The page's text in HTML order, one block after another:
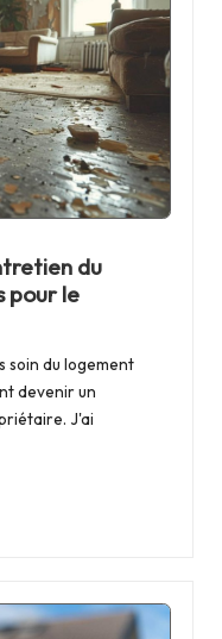
du
pour le
soin du logement
devenir un
J'ai